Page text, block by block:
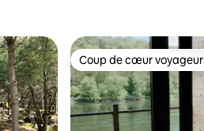
Coup de cœur
Coup de cœur